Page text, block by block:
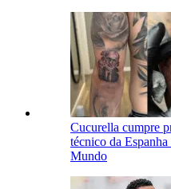
Cucurella cumpre
técnico da
Mundo